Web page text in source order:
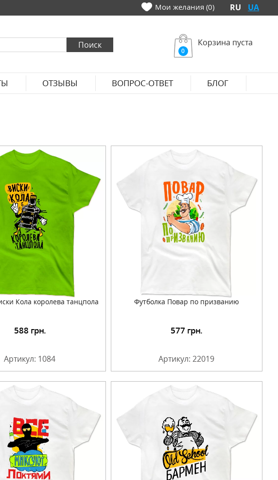
Мои желания (0) RU UA
0
Корзина пуста
ОТЗЫВЫ ВОПРОС-ОТВЕТ БЛОГ
Кола королева танцпола
588 грн.
Артикул: 1084
Футболка Повар по призванию
Подробнее 577 грн.
Артикул: 22019